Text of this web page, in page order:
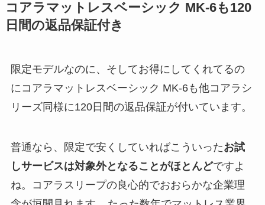
コアラマットレスベーシック MK-6も120
日間の返品保証付き
限定モデルなのに、そしてお得にしてくれてるの
にコアラマットレスベーシック MK-6も他コアラシ
リーズ同様に120日間の返品保証が付いています。
普通なら、限定で安くしていればこういったお試
しサービスは対象外となることがほとんどですよ
ね。コアラスリープの良心的でおおらかな企業理